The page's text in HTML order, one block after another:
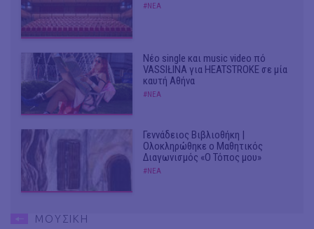
#ΝΕΑ
Νέο single και music video πό
VASSIŁINA για HEATSTROKE σε μία
καυτή Αθήνα
#ΝΕΑ
Γεννάδειος Βιβλιοθήκη |
Ολοκληρώθηκε ο Μαθητικός
Διαγωνισμός «Ο Τόπος μου»
#ΝΕΑ
ΜΟΥΣΙΚΗ